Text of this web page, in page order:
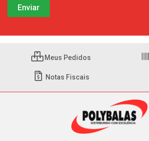
Meus Pedidos
Notas Fiscais